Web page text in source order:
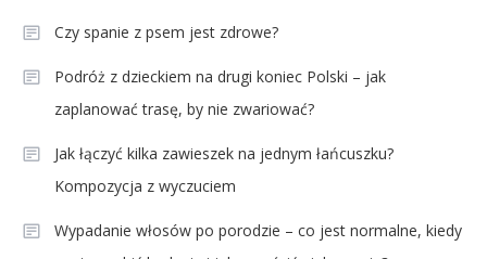
Czy spanie z psem jest zdrowe?
Podróż z dzieckiem na drugi koniec Polski – jak
zaplanować trasę, by nie zwariować?
Jak łączyć kilka zawieszek na jednym łańcuszku?
Kompozycja z wyczuciem
Wypadanie włosów po porodzie – co jest normalne, kiedy